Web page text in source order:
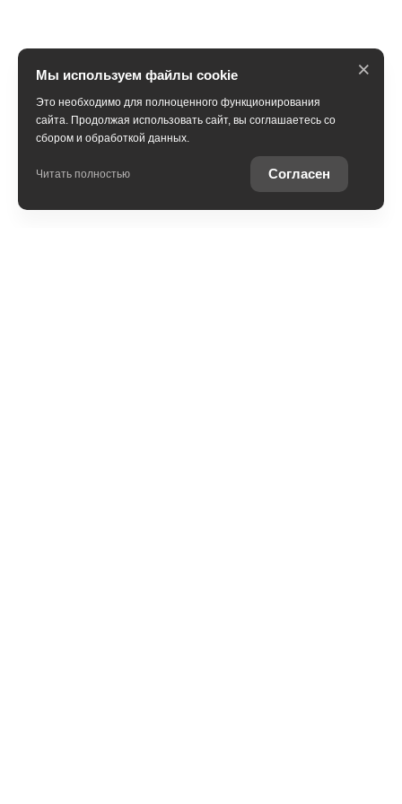
ПОЛУЧИТЬ КОНСУЛЬТАЦИЮ
Мы используем файлы cookie
Это необходимо для полноценного функционирования
сайта. Продолжая использовать сайт, вы соглашаетесь со
сбором и обработкой данных.
Читать полностью Согласен
×